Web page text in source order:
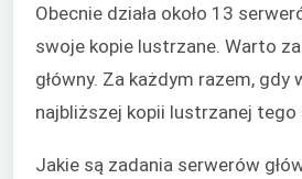
Obecnie działa około 13
swoje kopie lustrzane. Warto
główny. Za każdym razem,
najbliższej kopii lustrzanej tego
Jakie są zadania serwerów